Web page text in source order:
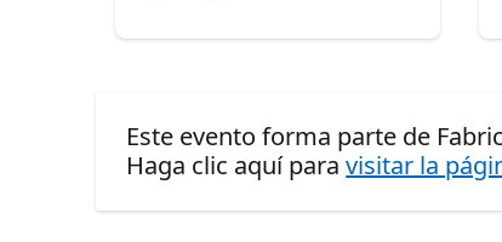
Este evento forma parte de
Haga clic aquí paravisitar la